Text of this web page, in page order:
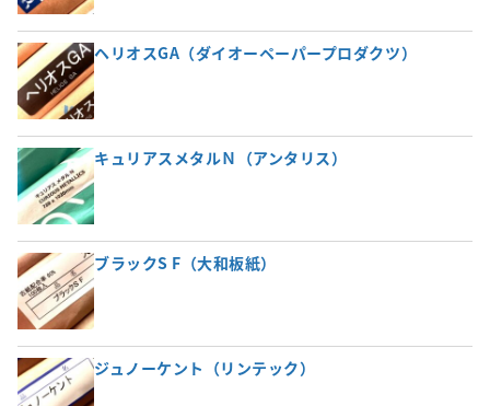
ヘリオスGA（ダイオーペーパープロダクツ）
キュリアスメタルＮ（アンタリス）
ブラックS F（大和板紙）
ジュノーケント（リンテック）